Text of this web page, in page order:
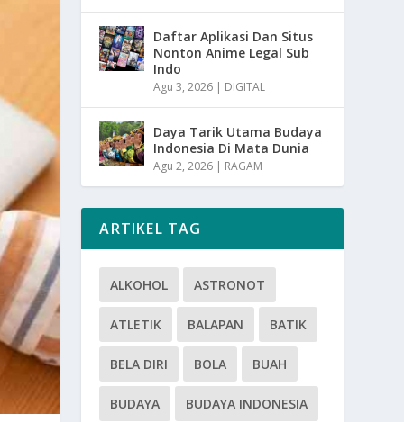
Daftar Aplikasi Dan Situs
Nonton Anime Legal Sub
Indo
Agu 3, 2026 | DIGITAL
Daya Tarik Utama Budaya
Indonesia Di Mata Dunia
Agu 2, 2026 | RAGAM
ARTIKEL TAG
ALKOHOL ASTRONOT
ATLETIK BALAPAN BATIK
BELA DIRI BOLA BUAH
BUDAYA BUDAYA INDONESIA